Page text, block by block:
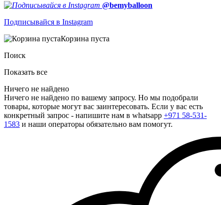
@bemyballoon
Подписывайся в Instagram
Корзина пуста
Поиск
Показать все
Ничего не найдено
Ничего не найдено по вашему запросу. Но мы подобрали
товары, которые могут вас заинтересовать. Если у вас есть
конкретный запрос - напишите нам в whatsapp +971 58-531-
1583 и наши операторы обязательно вам помогут.